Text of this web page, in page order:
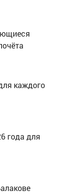
каждого
года для